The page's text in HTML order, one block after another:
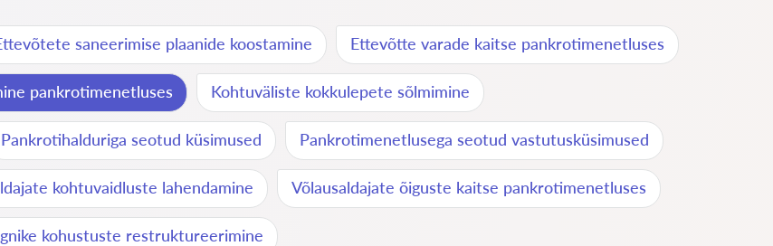
saneerimise plaanide koostamine Ettevõtte varade kaitse pankrotimenetluses
pankrotimenetluses Kohtuväliste kokkulepete sõlmimine
Pankrotihalduriga seotud küsimused Pankrotimenetlusega seotud vastutusküsimused
kohtuvaidluste lahendamine Võlausaldajate õiguste kaitse pankrotimenetluses
kohustuste restruktureerimine